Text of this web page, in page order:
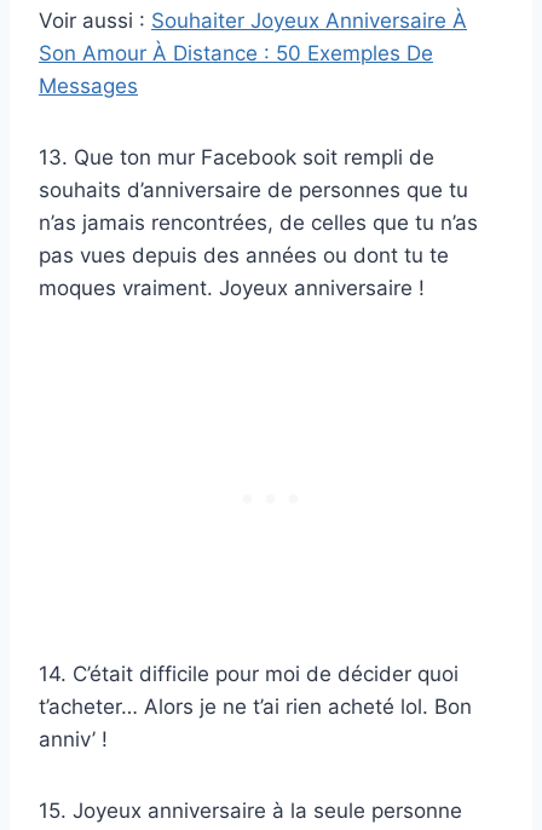
Voir aussi : Souhaiter Joyeux Anniversaire À
Son Amour À Distance : 50 Exemples De
Messages
13. Que ton mur Facebook soit rempli de
souhaits d’anniversaire de personnes que tu
n’as jamais rencontrées, de celles que tu n’as
pas vues depuis des années ou dont tu te
moques vraiment. Joyeux anniversaire !
14. C’était difficile pour moi de décider quoi
t’acheter… Alors je ne t’ai rien acheté lol. Bon
anniv’ !
15. Joyeux anniversaire à la seule personne